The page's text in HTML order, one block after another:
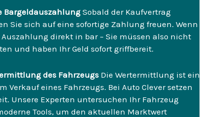
BargeldauszahlungSobald der Kaufvertrag
Sie sich auf eine sofortige Zahlung freuen. Wenn
direkt in bar – Sie müssen also nicht
und haben Ihr Geld sofort griffbereit.
des Fahrzeugs Die Wertermittlung ist ein
Verkauf eines Fahrzeugs. Bei Auto Clever setzen
Unsere Experten untersuchen Ihr Fahrzeug
Tools, um den aktuellen Marktwert